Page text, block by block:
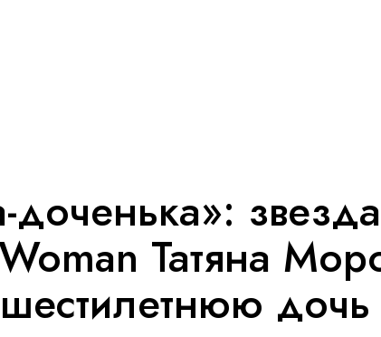
доченька»: звезда
Татяна
дочь